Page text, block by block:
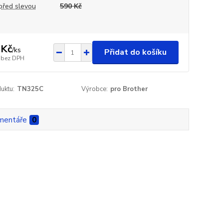
slevou
590 Kč
/ks
bez DPH
Přidat do košíku
TN325C Výrobce: pro Brother
0